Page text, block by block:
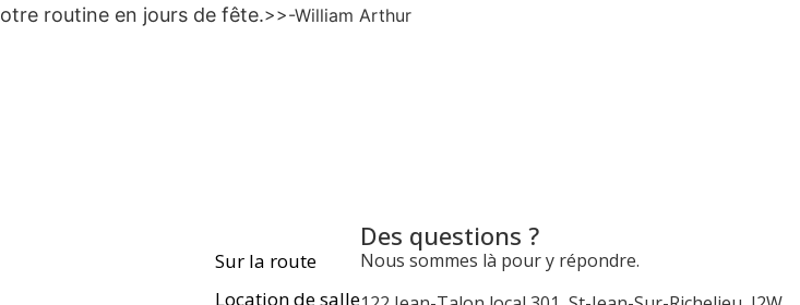
routine en jours de fête.>>-William Arthur
Sur la route
Location de salle
Des questions ?
Nous sommes là pour y répondre.